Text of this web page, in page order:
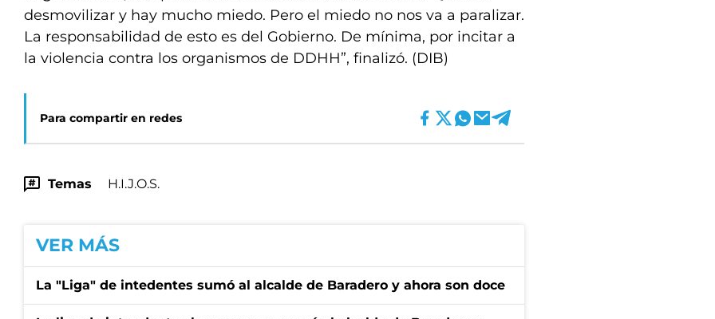
desmovilizar y hay mucho miedo. Pero el miedo no nos va a paralizar.
La responsabilidad de esto es del Gobierno. De mínima, por incitar a
la violencia contra los organismos de DDHH”, finalizó. (DIB)
Para compartir en redes
Temas H.I.J.O.S.
VER MÁS
La "Liga" de intedentes sumó al alcalde de Baradero y ahora son doce